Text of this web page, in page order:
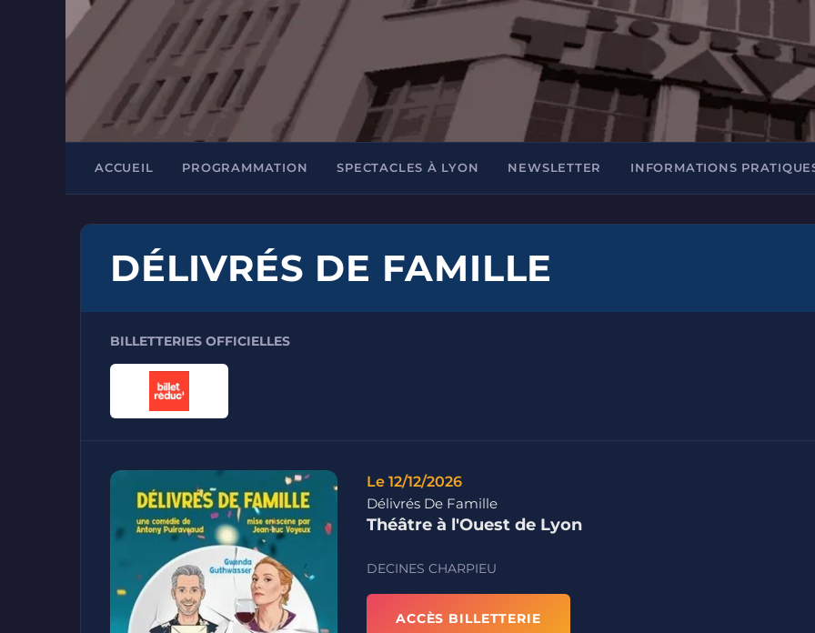
ACCUEIL PROGRAMMATION SPECTACLES À LYON NEWSLETTER INFORMATIONS
DÉLIVRÉS DE FAMILLE
BILLETTERIES OFFICIELLES
Le 12/12/2026
Délivrés De Famille
Théâtre à l'Ouest de Lyon
DECINES CHARPIEU
ACCÈS BILLETTERIE